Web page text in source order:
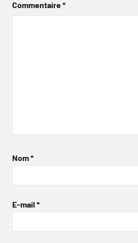
Commentaire*
Nom*
E-mail *